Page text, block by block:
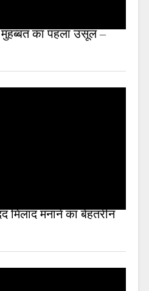
का पहला उसूल –
मिलाद मनाने का बेहतरीन